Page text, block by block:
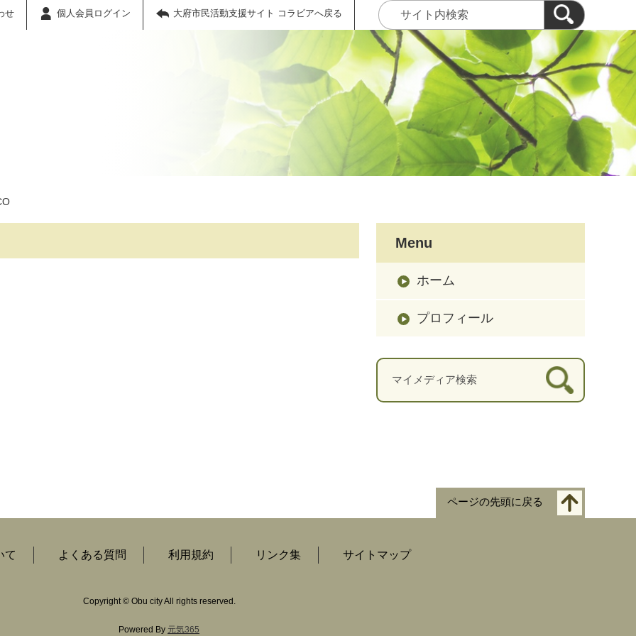
せ 個人会員ログイン 大府市民活動支援サイト コラビアへ戻る
Menu
ホーム
プロフィール
ページの先頭に戻る
て よくある質問 利用規約 リンク集 サイトマップ
Copyright © Obu city All rights reserved.
Powered By 元気365